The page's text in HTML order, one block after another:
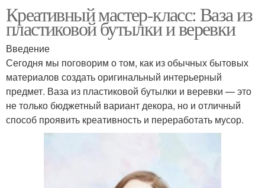
Креативный мастер-класс: Ваза из
пластиковой бутылки и веревки
Введение
Сегодня мы поговорим о том, как из обычных бытовых
материалов создать оригинальный интерьерный
предмет. Ваза из пластиковой бутылки и веревки — это
не только бюджетный вариант декора, но и отличный
способ проявить креативность и переработать мусор.